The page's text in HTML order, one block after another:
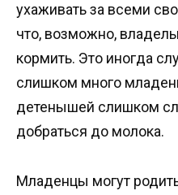
ухаживать за всеми
что, возможно,
кормить. Это иногда
слишком много
детенышей слишком
добраться до молока.
Младенцы могут